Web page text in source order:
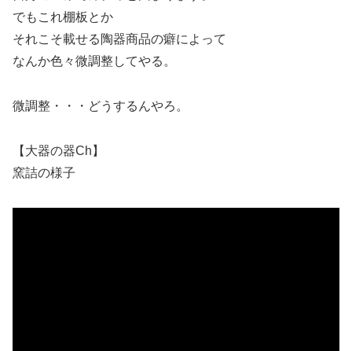
でもこれ棚板とか
それこそ載せる陶器商品の癖によって
なんか色々微調整してやる。
微調整・・・どうするんやろ。
【大器の器Ch】
窯詰の様子